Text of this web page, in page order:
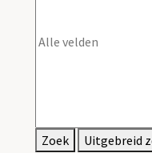
Zoek Uitgebreid